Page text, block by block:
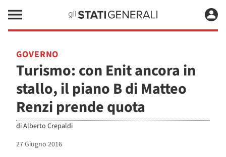
GOVERNO
Turismo: con Enit ancora in
stallo, il piano B di Matteo
Renzi prende quota
diAlberto Crepaldi
27 Giugno 2016